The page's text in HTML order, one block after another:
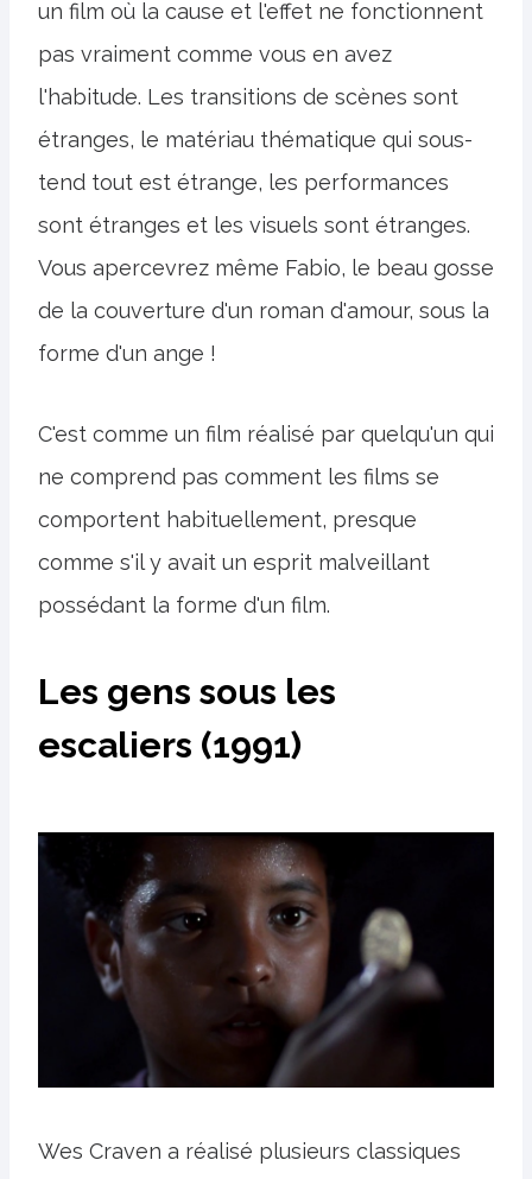
un film où la cause et l'effet ne fonctionnent
pas vraiment comme vous en avez
l'habitude. Les transitions de scènes sont
étranges, le matériau thématique qui sous-
tend tout est étrange, les performances
sont étranges et les visuels sont étranges.
Vous apercevrez même Fabio, le beau gosse
de la couverture d'un roman d'amour, sous la
forme d'un ange !
C'est comme un film réalisé par quelqu'un qui
ne comprend pas comment les films se
comportent habituellement, presque
comme s'il y avait un esprit malveillant
possédant la forme d'un film.
Les gens sous les
escaliers (1991)
Wes Craven a réalisé plusieurs classiques